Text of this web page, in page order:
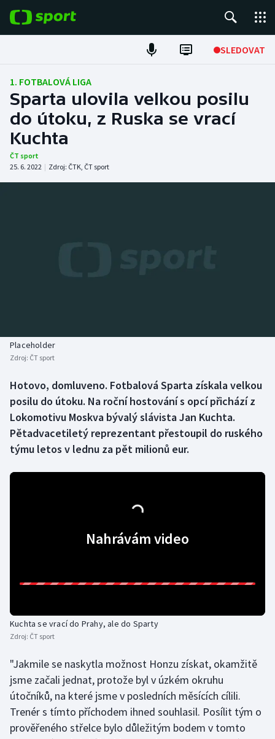
SLEDOVAT
Fotbal
Hokej
Tenis
Atletika
Biatlon
Box
Curling
Jezdectví
Judo
Krasobruslení
Lezení
Aplikace ČT sport
1. FOTBALOVÁ LIGA
Sparta ulovila velkou posilu
do útoku, z Ruska se vrací
Kuchta
ČT sport
25. 6. 2022 | Zdroj: ČTK, ČT sport
Placeholder
Zdroj: ČT sport
Hotovo, domluveno. Fotbalová Sparta získala velkou
posilu do útoku. Na roční hostování s opcí přichází z
Lokomotivu Moskva bývalý slávista Jan Kuchta.
Pětadvacetiletý reprezentant přestoupil do ruského
týmu letos v lednu za pět milionů eur.
Nahrávám video
Kuchta se vrací do Prahy, ale do Sparty
Zdroj: ČT sport
"Jakmile se naskytla možnost Honzu získat, okamžitě
jsme začali jednat, protože byl v úzkém okruhu
útočníků, na které jsme v posledních měsících cílili.
Trenér s tímto příchodem ihned souhlasil. Posílit tým o
prověřeného střelce bylo důležitým bodem v tomto